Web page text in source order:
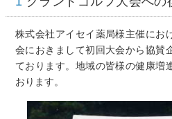
株式会社アイセイ薬局様主催にお
会におきまして初回大会から協賛
ております。地域の皆様の健康増
おります。